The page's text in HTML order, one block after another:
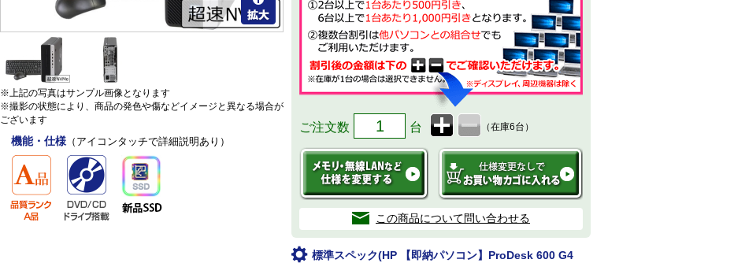
※上記の写真はサンプル画像となります
※撮影の状態により、商品の発色や傷などイメージと異なる場合が
ございます
機能・仕様 （アイコンタッチで詳細説明あり）
ご注文数 台 （在庫6台）
この商品について問い合わせる
標準スペック(HP 【即納パソコン】ProDesk 600 G4